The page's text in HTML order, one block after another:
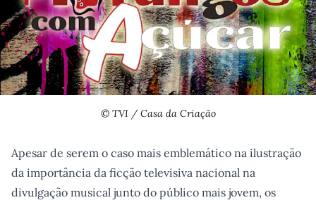
© TVI / Casa da Criação
Apesar de serem o caso mais emblemático na ilustração
da importância da ficção televisiva nacional na
divulgação musical junto do público mais jovem, os